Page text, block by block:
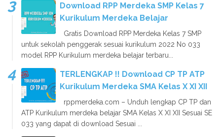
Download RPP Merdeka SMP Kelas 7
Kurikulum Merdeka Belajar
Gratis Download RPP Merdeka Kelas 7 SMP
untuk sekolah penggerak sesuai kurikulum 2022 No 033
model RPP Kurikulum merdeka belajar terbaru...
TERLENGKAP !! Download CP TP ATP
Kurikulum Merdeka SMA Kelas X XI XII
rppmerdeka.com – Unduh lengkap CP TP dan
ATP Kurikulum merdeka belajar SMA Kelas X XI XII Sesuai SE
033 yang dapat di download Sesuai ...